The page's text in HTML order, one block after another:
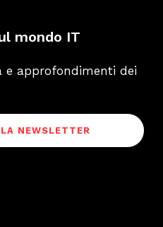
mondo IT
e approfondimenti dei
NEWSLETTER